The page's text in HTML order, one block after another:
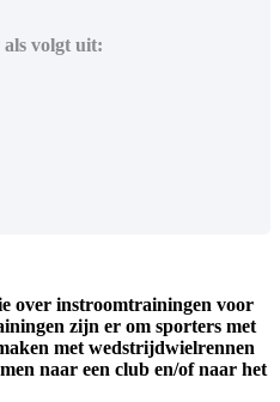
volgt uit:
over instroomtrainingen voor
zijn er om sporters met
met wedstrijdwielrennen
naar een club en/of naar het